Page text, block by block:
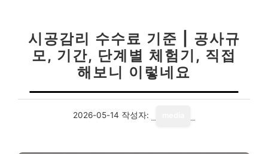
시공감리 수수료 기준 | 공사규
모, 기간, 단계별 체험기, 직접
해보니 이렇네요
2026-05-14 작성자: